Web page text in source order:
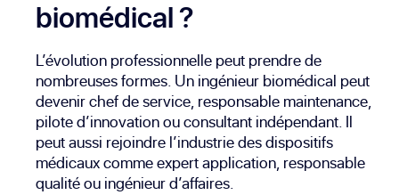
biomédical ?
L’évolution professionnelle peut prendre de
nombreuses formes. Un ingénieur biomédical peut
devenir chef de service, responsable maintenance,
pilote d’innovation ou consultant indépendant. Il
peut aussi rejoindre l’industrie des dispositifs
médicaux comme expert application, responsable
qualité ou ingénieur d’affaires.